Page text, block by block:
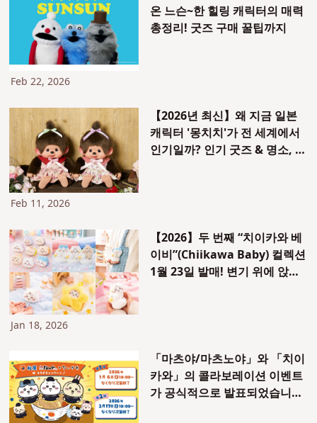
온 느슨~한 힐링 캐릭터의 매력
총정리! 굿즈 구매 꿀팁까지
Feb 22, 2026
【2026년 최신】왜 지금 일본
캐릭터 '몽치치'가 전 세계에서
인기일까? 인기 굿즈 & 명소, 구
Feb 11, 2026
【2026】두 번째 “치이카와 베
이비”(Chiikawa Baby) 컬렉션
1월 23일 발매! 변기 위에 앉아
Jan 18, 2026
「마츠야/마츠노야」와 「치이
카와」의 콜라보레이션 이벤트
가 공식적으로 발표되었습니다!